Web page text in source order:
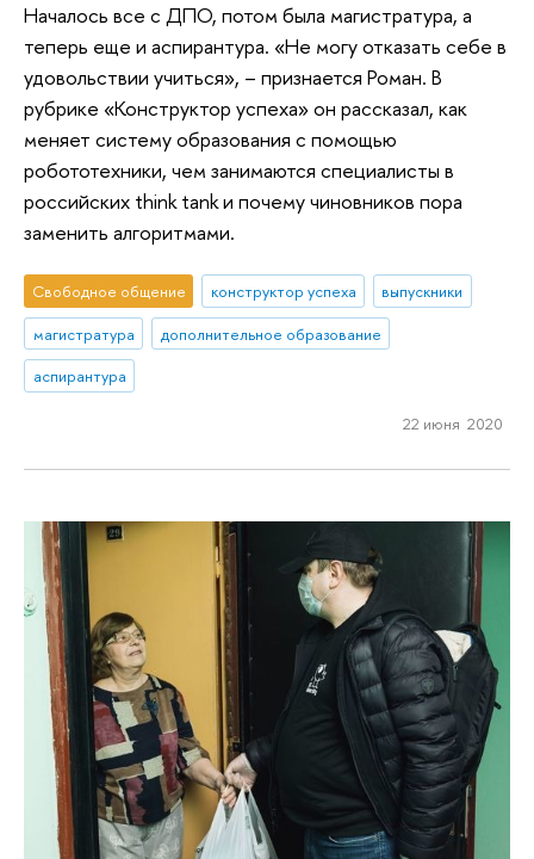
Началось все с ДПО, потом была магистратура, а
теперь еще и аспирантура. «Не могу отказать себе в
удовольствии учиться», – признается Роман. В
рубрике «Конструктор успеха» он рассказал, как
меняет систему образования с помощью
робототехники, чем занимаются специалисты в
российских think tank и почему чиновников пора
заменить алгоритмами.
Свободное общение конструктор успеха
выпускники
магистратура
дополнительное образование
аспирантура
22 июня 2020